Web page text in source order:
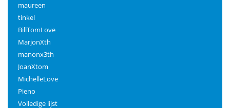
maureen
tinkel
BillTomLove
MarjonXth
manonx3th
JoanXtom
MichelleLove
Pieno
Volledige lijst